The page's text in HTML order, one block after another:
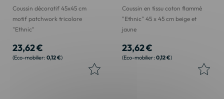
Coussin décoratif 45x45 cm
motif patchwork tricolore
"Ethnic"
23,62 €
0,12 €
Coussin en tissu coton flammé
"Ethnic" 45 x 45 cm beige et
jaune
23,62 €
0,12 €